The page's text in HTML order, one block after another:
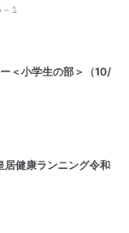
１
＜小学生の部＞（10/
居健康ランニング令和